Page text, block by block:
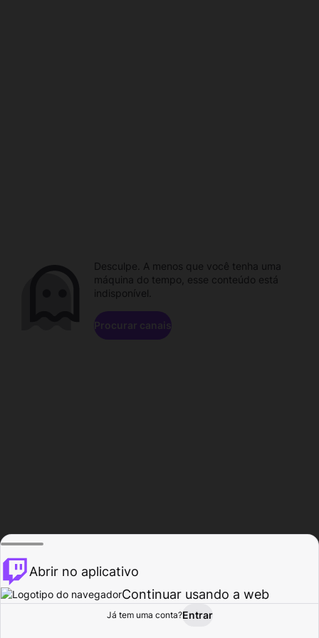
Procurar Atividade
Desculpe. A menos que você tenha uma
máquina do tempo, esse conteúdo está
indisponível.
Procurar canais
Abrir no aplicativo
Continuar usando a web
Já tem uma conta?Entrar